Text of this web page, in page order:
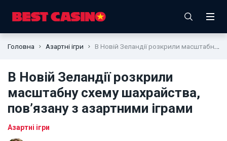
Головна Азартні ігри В Новій Зеландії розкрили масштабну схему шахрайства, пов’язану з азартними іграми
В Новій Зеландії розкрили
масштабну схему шахрайства,
пов’язану з азартними іграми
Азартні ігри